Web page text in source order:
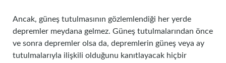
Ancak, güneş tutulmasının gözlemlendiği her yerde
depremler meydana gelmez. Güneş tutulmalarından önce
ve sonra depremler olsa da, depremlerin güneş veya ay
tutulmalarıyla ilişkili olduğunu kanıtlayacak hiçbir